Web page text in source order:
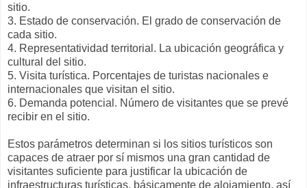
sitio.
3. Estado de conservación. El grado de conservación de
cada sitio.
4. Representatividad territorial. La ubicación geográfica y
cultural del sitio.
5. Visita turística. Porcentajes de turistas nacionales e
internacionales que visitan el sitio.
6. Demanda potencial. Número de visitantes que se prevé
recibir en el sitio.
Estos parámetros determinan si los sitios turísticos son
capaces de atraer por sí mismos una gran cantidad de
visitantes suficiente para justificar la ubicación de
infraestructuras turísticas, básicamente de alojamiento, así